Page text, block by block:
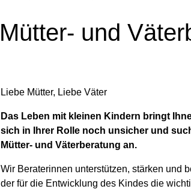
Mütter- und
Liebe Mütter, Liebe Väter
Das Leben mit kleinen Kindern bringt
sich in Ihrer Rolle noch unsicher und
Mütter- und Väterberatung an.
Wir Beraterinnen unterstützen, stärken und
der für die Entwicklung des Kindes die